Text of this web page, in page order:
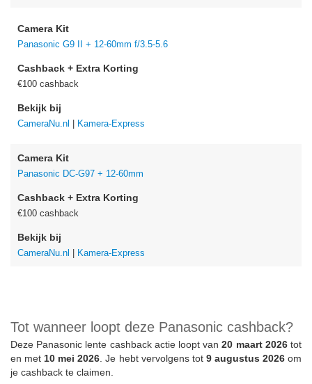
Camera Kit
Panasonic G9 II + 12-60mm f/3.5-5.6
Cashback + Extra Korting
€100 cashback
Bekijk bij
CameraNu.nl Kamera-Express
Camera Kit
Panasonic DC-G97 + 12-60mm
Cashback + Extra Korting
€100 cashback
Bekijk bij
CameraNu.nl Kamera-Express
Tot wanneer loopt deze Panasonic cashback?
Deze Panasonic lente cashback actie loopt van20 maart 2026tot
en met 10 mei 2026 . Je hebt vervolgens tot 9 augustus 2026om
je cashback te claimen.